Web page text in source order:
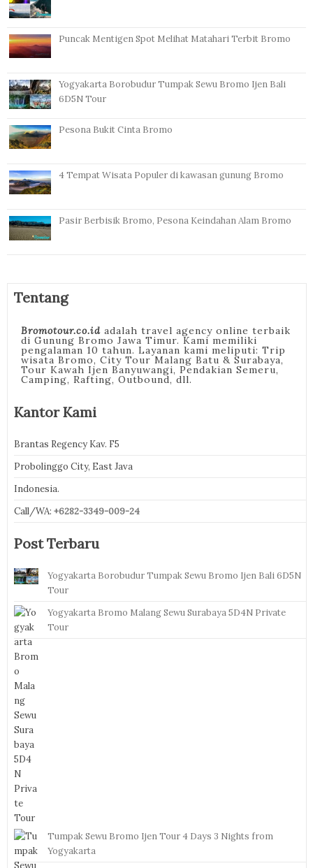
Puncak Mentigen Spot Melihat Matahari Terbit Bromo
Yogyakarta Borobudur Tumpak Sewu Bromo Ijen Bali
6D5N Tour
Pesona Bukit Cinta Bromo
4 Tempat Wisata Populer di kawasan gunung Bromo
Pasir Berbisik Bromo, Pesona Keindahan Alam Bromo
Tentang
Bromotour.co.idadalah travel agency online terbaik
di Gunung Bromo Jawa Timur. Kami memiliki
pengalaman 10 tahun. Layanan kami meliputi: Trip
wisata Bromo, City Tour Malang Batu & Surabaya,
Tour Kawah Ijen Banyuwangi, Pendakian Semeru,
Camping, Rafting, Outbound, dll.
Kantor Kami
Brantas Regency Kav. F5
Probolinggo City, East Java
Indonesia.
Call/WA: +6282-3349-009-24
Post Terbaru
Yogyakarta Borobudur Tumpak Sewu Bromo Ijen Bali 6D5N
Tour
Yogyakarta Bromo Malang Sewu Surabaya 5D4N Private
Tour
Tumpak Sewu Bromo Ijen Tour 4 Days 3 Nights from
Yogyakarta